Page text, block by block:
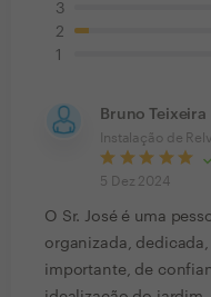
3
2
1
Bruno Teixeira
Instalação de
5 Dez 2024
O Sr. José é uma
organizada,
importante, de